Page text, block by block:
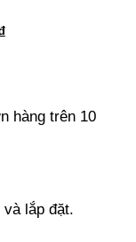
Giá
10,500,000₫.
hàng trên 10
lắp đặt.